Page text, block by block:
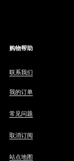
购物帮助
联系我们
我的订单
常见问题
取消订阅
站点地图